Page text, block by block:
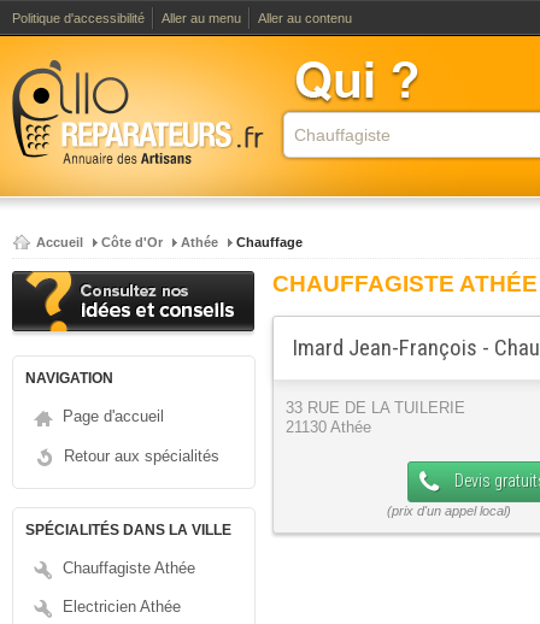
Politique d'accessibilité Aller au menu Aller au contenu
Accueil Côte d'Or Athée Chauffage
NAVIGATION
Page d'accueil
Retour aux spécialités
SPÉCIALITÉS DANS LA VILLE
Chauffagiste Athée
Electricien Athée
CHAUFFAGISTE ATHÉE
Imard Jean-François -
33 RUE DE LA TUILERIE
21130 Athée
Devis